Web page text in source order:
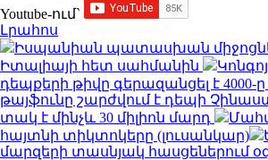
Youtube-ում`
Լրահոս
Իսպանիան պատասխան
Իտալիայի հետ սահմանին
դեպքերի թիվը գերազանցել է 4000-ը
թայֆունը շարժվում է դեպի
տակ է մինչև 30 միլիոն մարդ
հայտնի տիկտոկերը (լուսանկար)
մարզերի տասնյակ հասցեներում